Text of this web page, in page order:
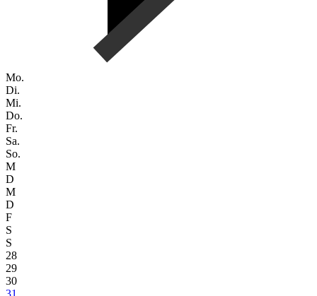
Mo.
Di.
Mi.
Do.
Fr.
Sa.
So.
M
D
M
D
F
S
S
28
29
30
31